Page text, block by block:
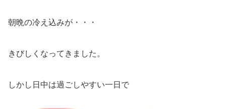
朝晩の冷え込みが・・・
きびしくなってきました。
しかし日中は過ごしやすい一日で